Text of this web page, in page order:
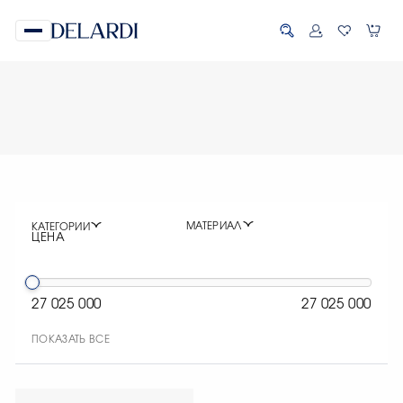
КАТЕГОРИИ МАТЕРИАЛ
ЦЕНА
27 025 000 27 025 000
ПОКАЗАТЬ ВСЕ